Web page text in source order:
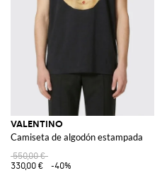
VALENTINO
Camiseta de algodón estampada
550,00 €
330,00 €
-40%